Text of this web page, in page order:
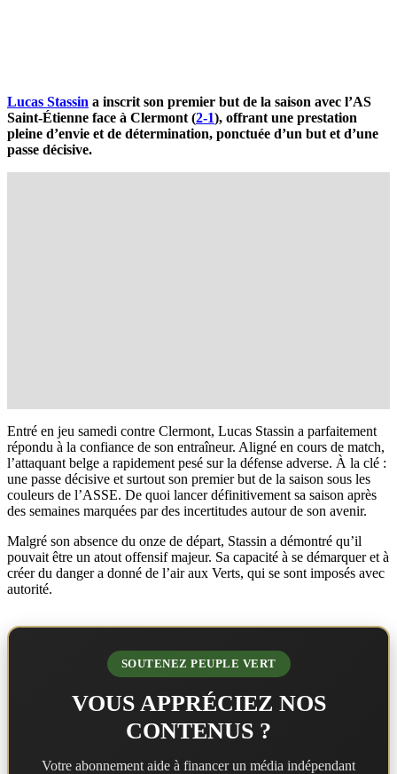
Lucas Stassin a inscrit son premier but de la saison avec l’AS
Saint-Étienne face à Clermont (2-1), offrant une prestation
pleine d’envie et de détermination, ponctuée d’un but et d’une
passe décisive.
Entré en jeu samedi contre Clermont, Lucas Stassin a parfaitement
répondu à la confiance de son entraîneur. Aligné en cours de match,
l’attaquant belge a rapidement pesé sur la défense adverse. À la clé :
une passe décisive et surtout son premier but de la saison sous les
couleurs de l’ASSE. De quoi lancer définitivement sa saison après
des semaines marquées par des incertitudes autour de son avenir.
Malgré son absence du onze de départ, Stassin a démontré qu’il
pouvait être un atout offensif majeur. Sa capacité à se démarquer et à
créer du danger a donné de l’air aux Verts, qui se sont imposés avec
autorité.
SOUTENEZ PEUPLE VERT
VOUS APPRÉCIEZ NOS
CONTENUS ?
Votre abonnement aide à financer un média indépendant